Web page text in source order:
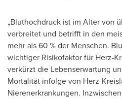
„Bluthochdruck ist im Alter von
verbreitet und betrifft in den
mehr als 60 % der Menschen.
wichtiger Risikofaktor für Herz-
verkürzt die Lebenserwartung
Mortalität infolge von Herz-
Nierenerkrankungen.